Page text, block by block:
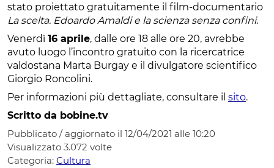
stato proiettato gratuitamente il film-documentario
La scelta. Edoardo Amaldi e la scienza senza confini.
Venerdì 16 aprile, dalle ore 18 alle ore 20, avrebbe
avuto luogo l’incontro gratuito con la ricercatrice
valdostana Marta Burgay e il divulgatore scientifico
Giorgio Roncolini.
Per informazioni più dettagliate, consultare il sito.
Scritto da bobine.tv
Pubblicato / aggiornato il 12/04/2021 alle 10:20
Visualizzato 3.072 volte
Categoria: Cultura